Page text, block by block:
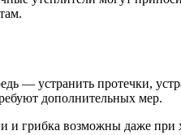
— устранить протечки,
дополнительных мер.
и грибка возможны даже